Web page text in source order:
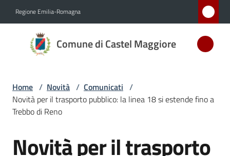
Regione Emilia-Romagna
Comune di Castel Maggiore
Comune
di Castel
D'ARGENTO
AL MERITO
CIVILE
Home / Novità / Comunicati /
Novità per il trasporto pubblico: la linea 18 si estende fino a
Trebbo di Reno
Salta al contenuto
Novità per il trasporto